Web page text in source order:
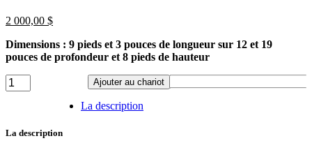
2 000,00 $
Dimensions : 9 pieds et 3 pouces de longueur sur 12 et 19
pouces de profondeur et 8 pieds de hauteur
Lot
13
en
Ajouter au chariot
La description
La description